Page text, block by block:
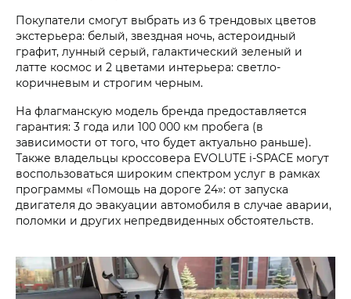
Покупатели смогут выбрать из 6 трендовых цветов
экстерьера: белый, звездная ночь, астероидный
графит, лунный серый, галактический зеленый и
латте космос и 2 цветами интерьера: светло-
коричневым и строгим черным.
На флагманскую модель бренда предоставляется
гарантия: 3 года или 100 000 км пробега (в
зависимости от того, что будет актуально раньше).
Также владельцы кроссовера EVOLUTE i‑SPACE могут
воспользоваться широким спектром услуг в рамках
программы «Помощь на дороге 24»: от запуска
двигателя до эвакуации автомобиля в случае аварии,
поломки и других непредвиденных обстоятельств.